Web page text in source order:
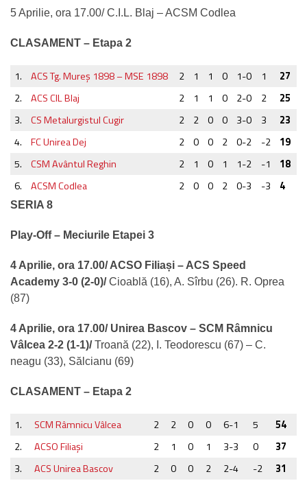
5 Aprilie, ora 17.00/ C.I.L. Blaj – ACSM Codlea
CLASAMENT – Etapa 2
1. ACS Tg. Mureş 1898 – MSE 1898 2 1 1 0 1-0 1
27
2.
ACS CIL Blaj 2 1 1 0 2-0 2
25
3.
CS Metalurgistul Cugir 2 2 0 0 3-0 3
23
4.
FC Unirea Dej 2 0 0 2 0-2 -2
19
5.
CSM Avântul Reghin 2 1 0 1 1-2 -1
18
6.
ACSM Codlea 2 0 0 2 0-3 -3 4
SERIA 8
Play-Off – Meciurile Etapei 3
4 Aprilie, ora 17.00/ ACSO Filiași – ACS Speed
Academy 3-0 (2-0)/Cioablă (16), A. Sîrbu (26). R. Oprea
(87)
4 Aprilie, ora 17.00/ Unirea Bascov – SCM Râmnicu
Vâlcea 2-2 (1-1)/Troană (22), I. Teodorescu (67) – C.
neagu (33), Sălcianu (69)
CLASAMENT – Etapa 2
1. SCM Râmnicu Vâlcea 2 2 0 0 6-1 5
54
2.
ACSO Filiaşi 2 1 0 1 3-3 0
37
3.
ACS Unirea Bascov 2 0 0 2 2-4 -2
31